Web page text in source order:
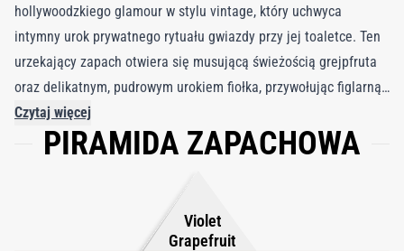
hollywoodzkiego glamour w stylu vintage, który uchwyca
intymny urok prywatnego rytuału gwiazdy przy jej toaletce. Ten
urzekający zapach otwiera się musującą świeżością grejpfruta
oraz delikatnym, pudrowym urokiem fiołka, przywołując figlarną,
a zarazem wyrafinowaną energię. W sercu kompozycji
romantyczne połączenie róży, irysa i maliny tworzy symfonię
olśniewającej kompozycji stanowi zmysłowa baza z wanilii i
białego piżma, nadająca zapachowi ponadczasowe ciepło i
Czytaj więcej
PIRAMIDA ZAPACHOWA
Violet
Grapefruit